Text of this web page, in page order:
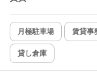
新着のみ
該当件数:
0件
月極駐車場 賃貸事
貸し倉庫